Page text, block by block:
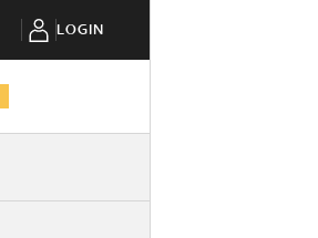
LOGIN